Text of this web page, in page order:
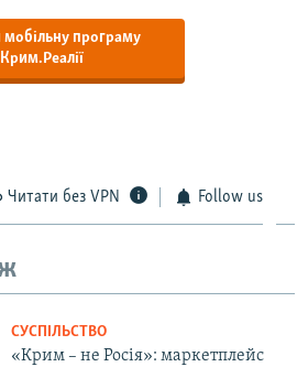
мобільну програму
Крим.Реалії
Читати без VPN Follow us
СУСПІЛЬСТВО
«Крим – не Росія»: маркетплейс